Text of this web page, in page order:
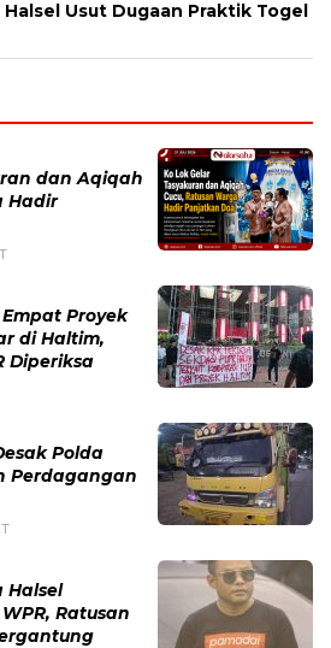
Usut Dugaan Praktik Togel
dan Aqiqah
Hadir
Empat Proyek
di Haltim,
Diperiksa
Polda
Perdagangan
Halsel
Ratusan